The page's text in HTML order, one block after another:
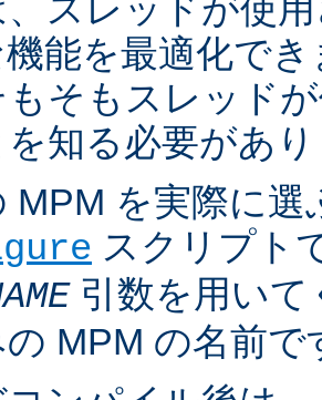
、スレッドが使
能を最適化で
もそもスレッド
を知る必要があ
MPM を実際に選
スクリプト
引数を用い
MPM の名前で